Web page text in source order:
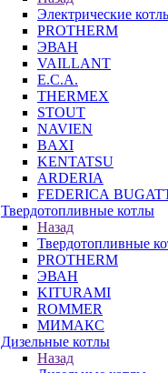
Электрические
PROTHERM
ЭВАН
VAILLANT
E.C.A.
THERMEX
STOUT
NAVIEN
BAXI
KENTATSU
ARDERIA
FEDERICА
Твердотопливные котлы
Назад
Твердотопливные
PROTHERM
ЭВАН
KITURAMI
ROMMER
МИМАКС
Дизельные котлы
Назад